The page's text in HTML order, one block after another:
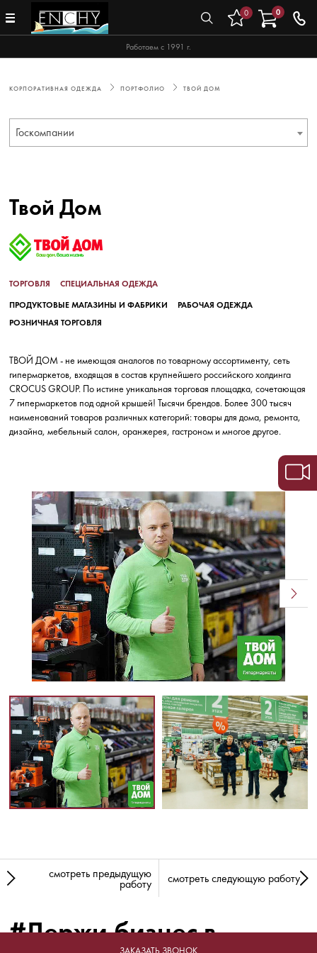
Работаем с 1991 г.
0 0
ЗАКАЗАТЬ ЗВОНОК
КОРПОРАТИВНАЯ ОДЕЖДА ПОРТФОЛИО ТВОЙ ДОМ
Госкомпании
Твой Дом
ТОРГОВЛЯ
СПЕЦИАЛЬНАЯ ОДЕЖДА
ПРОДУКТОВЫЕ МАГАЗИНЫ И ФАБРИКИ
РАБОЧАЯ ОДЕЖДА
РОЗНИЧНАЯ ТОРГОВЛЯ
ТВОЙ ДОМ - не имеющая аналогов по товарному ассортименту, сеть
гипермаркетов, входящая в состав крупнейшего российского холдинга
CROCUS GROUP. По истине уникальная торговая площадка, сочетающая
7 гипермаркетов под одной крышей! Тысячи брендов. Более 300 тысяч
наименований товаров различных категорий: товары для дома, ремонта,
дизайна, мебельный салон, оранжерея, гастроном и многое другое.
смотреть предыдущую
работу смотреть следующую работу
#Держи бизнес в